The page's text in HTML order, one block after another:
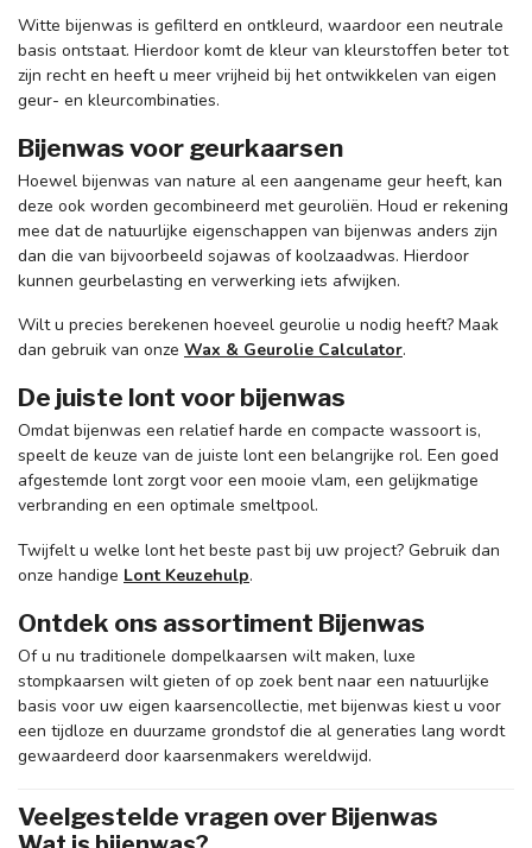
Witte bijenwas is gefilterd en ontkleurd, waardoor een neutrale
basis ontstaat. Hierdoor komt de kleur van kleurstoffen beter tot
zijn recht en heeft u meer vrijheid bij het ontwikkelen van eigen
geur- en kleurcombinaties.
Bijenwas voor geurkaarsen
Hoewel bijenwas van nature al een aangename geur heeft, kan
deze ook worden gecombineerd met geuroliën. Houd er rekening
mee dat de natuurlijke eigenschappen van bijenwas anders zijn
dan die van bijvoorbeeld sojawas of koolzaadwas. Hierdoor
kunnen geurbelasting en verwerking iets afwijken.
Wilt u precies berekenen hoeveel geurolie u nodig heeft? Maak
dan gebruik van onze Wax & Geurolie Calculator.
De juiste lont voor bijenwas
Omdat bijenwas een relatief harde en compacte wassoort is,
speelt de keuze van de juiste lont een belangrijke rol. Een goed
afgestemde lont zorgt voor een mooie vlam, een gelijkmatige
verbranding en een optimale smeltpool.
Twijfelt u welke lont het beste past bij uw project? Gebruik dan
onze handige Lont Keuzehulp.
Ontdek ons assortiment Bijenwas
Of u nu traditionele dompelkaarsen wilt maken, luxe
stompkaarsen wilt gieten of op zoek bent naar een natuurlijke
basis voor uw eigen kaarsencollectie, met bijenwas kiest u voor
een tijdloze en duurzame grondstof die al generaties lang wordt
gewaardeerd door kaarsenmakers wereldwijd.
Veelgestelde vragen over Bijenwas